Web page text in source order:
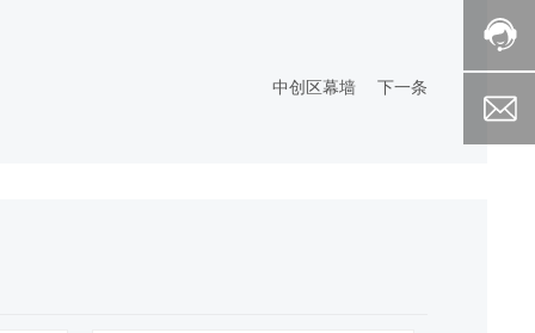
中创区幕墙 下一条